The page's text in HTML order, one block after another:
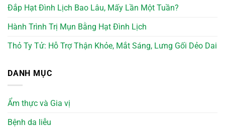
Đắp Hạt Đình Lịch Bao Lâu, Mấy Lần Một Tuần?
Hành Trình Trị Mụn Bằng Hạt Đình Lịch
Thỏ Ty Tử: Hỗ Trợ Thận Khỏe, Mắt Sáng, Lưng Gối Dẻo Dai
DANH MỤC
Ẩm thực và Gia vị
Bệnh da liễu